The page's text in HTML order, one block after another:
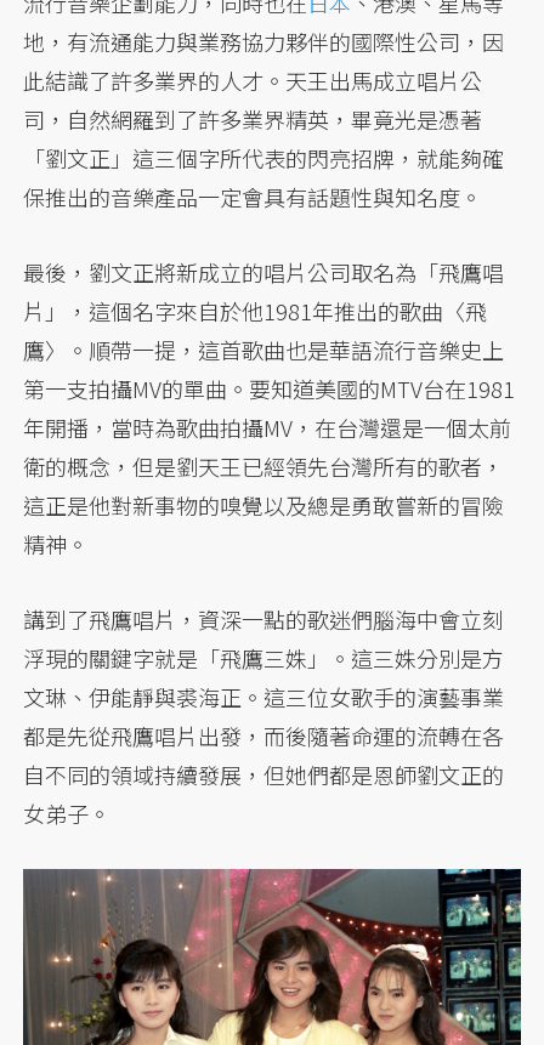
地，有流通能力與業務協力夥伴的國際性公司，因
此結識了許多業界的人才。天王出馬成立唱片公
司，自然網羅到了許多業界精英，畢竟光是憑著
「劉文正」這三個字所代表的閃亮招牌，就能夠確
保推出的音樂產品一定會具有話題性與知名度。
最後，劉文正將新成立的唱片公司取名為「飛鷹唱
片」，這個名字來自於他1981年推出的歌曲〈飛
鷹〉。順帶一提，這首歌曲也是華語流行音樂史上
第一支拍攝MV的單曲。要知道美國的MTV台在1981
年開播，當時為歌曲拍攝MV，在台灣還是一個太前
衛的概念，但是劉天王已經領先台灣所有的歌者，
這正是他對新事物的嗅覺以及總是勇敢嘗新的冒險
精神。
講到了飛鷹唱片，資深一點的歌迷們腦海中會立刻
浮現的關鍵字就是「飛鷹三姝」。這三姝分別是方
文琳、伊能靜與裘海正。這三位女歌手的演藝事業
都是先從飛鷹唱片出發，而後隨著命運的流轉在各
自不同的領域持續發展，但她們都是恩師劉文正的
女弟子。